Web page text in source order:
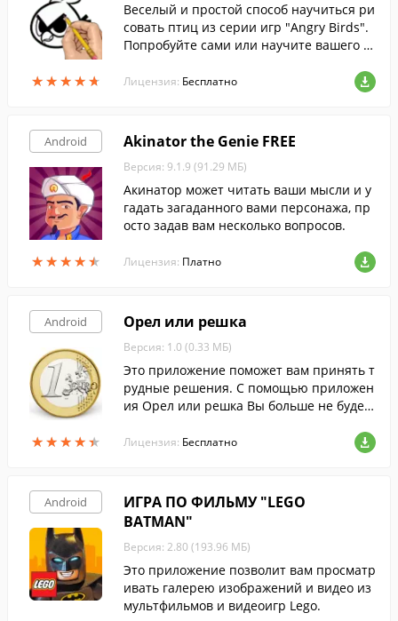
★★★★★
★★★★★
Веселый и простой способ научиться ри
совать птиц из серии игр "Angry Birds".
Попробуйте сами или научите вашего р
Лицензия: Бесплатно
Android
★★★★★
★★★★★
Akinator the Genie FREE
Версия: 9.1.9 (91.29 МБ)
Акинатор может читать ваши мысли и у
гадать загаданного вами персонажа, пр
осто задав вам несколько вопросов.
Лицензия: Платно
Android
★★★★★
★★★★★
Орел или решка
Версия: 1.0 (0.33 МБ)
Это приложение поможет вам принять т
рудные решения. С помощью приложен
ия Орел или решка Вы больше не будет
тупить, просто доверьтесь воле случая.
Лицензия: Бесплатно
Android
ИГРА ПО ФИЛЬМУ "LEGO
BATMAN"
Версия: 2.80 (193.96 МБ)
Это приложение позволит вам просматр
ивать галерею изображений и видео из
мультфильмов и видеоигр Lego.